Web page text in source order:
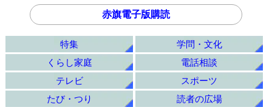
赤旗電子版購読
特集
学問・文化
くらし家庭
電話相談
テレビ
スポーツ
たび・つり
読者の広場